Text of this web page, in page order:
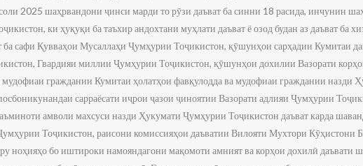
2025 шаҳрвандони ҷинси марди то рӯзи даъват ба синни 18 расида, инчунин
ки ҳуқуқи ба таъхир андохтани муҳлати даъват ё озод будан аз даъват ба
ба сафи Қувваҳои Мусаллаҳи Ҷумҳурии Тоҷикистон, қӯшунҳои сарҳадии Кумитаи
Гвардияи миллии Ҷумҳурии Тоҷикистон, қӯшунҳои дохилии Вазорати
граждании Кумитаи ҳолатҳои фавқулодда ва мудофиаи граждании назди
сарраёсати иҷрои ҷазои ҷиноятии Вазорати адлияи Ҷумҳурии
амволи махсуси назди Ҳукумати Ҷумҳурии Тоҷикистон даъват карда
Тоҷикистон, раисони комиссияҳои даъватии Вилояти Мухтори Кӯҳистони
ноҳияҳо бо иштироки намояндагони мақомоти амният ва корҳои дохилӣ даъвати